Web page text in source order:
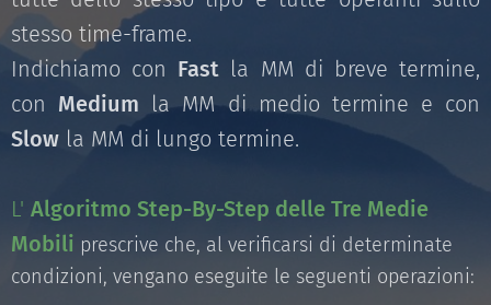
stesso time-frame.
Indichiamo con Fast la MM di breve termine,
con Medium la MM di medio termine e con
Slow la MM di lungo termine.
L' Algoritmo Step-By-Step delle Tre Medie
Mobili prescrive che, al verificarsi di determinate
condizioni, vengano eseguite le seguenti operazioni: